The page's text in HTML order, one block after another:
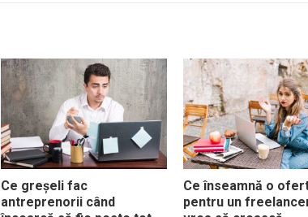
Ce greșeli fac
antreprenorii când
Ce înseamnă o
pentru un